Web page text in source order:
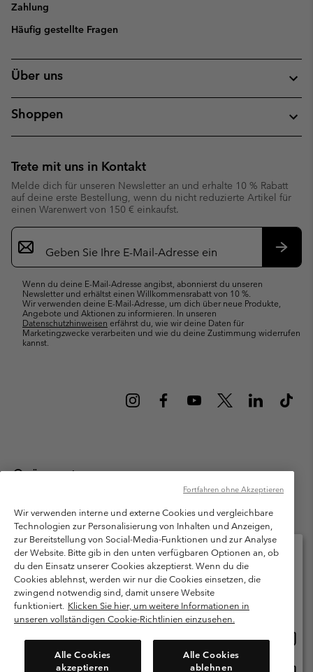
Zahlung
Häufig gestellte Fragen
Über uns
Shoppen
Trete mit uns in Kontakt
Melde dich für unseren Newsletter an und erhalte 10 % Rabatt
auf deine erste Bestellung, wenn du nicht reduzierte Artikel für
einen Warenwert von 150 € einkaufst.
Newsletter-
Anmeldung
Wenn du deine E-Mail-Adresse angibst, abonnierst du unseren
Newsletter und erhältst einen Willkommensrabatt von 10 %.
Wir verwenden deine E-Mail-Adresse, um dich über neue Produkte,
Angebote und Aktionen zu informieren. In unseren
Datenschutzhinweisen erfährst du, wie wir deine Daten für
Marketingzwecke verarbeiten und wie du deine Zustimmung widerrufen
kannst.
Österreich
Columbia Sportswear Austria GmbH. Moosfeldstraße 1, 5101
Bergheim, Salzburg Österreich. Alle Rechte vorbehalten.
Nutzungsbedingungen
Allgemeine Verkaufsbedingungen
Garantie
Datenschutzerklärung
Bestimmungen und Bedingungen des Mitglieder Programms
Nutzungsbedingungen Für Nutzergenerierte Inhalte
Cookies
Kundenservice: Mo- Fr. 9:00 - 13:00 & 14:00- 18:00 Uhr
(+)43720880525
Wir verwenden interne und externe Cookies und vergleichbare
Technologien zur Personalisierung von Inhalten und Anzeigen,
zur Bereitstellung von Social-Media-Funktionen und zur Analyse
der Website. Bitte gib in den unten verfügbaren Optionen an, ob
du den Einsatz unserer Cookies akzeptierst. Wenn du die
Cookies ablehnst, werden wir nur die Cookies einsetzen, die
zwingend notwendig sind, damit unsere Website
funktioniert. Klicken Sie hier, um weitere Informationen in
unseren vollständigen Cookie-Richtlinien einzusehen.
Alle Cookies
akzeptieren
Alle Cookies
ablehnen
Fortfahren ohne Akzeptieren
Bitte wählen Sie Ihr Lieferland und Ihre Sprache
Online-Einkauf verfügbar